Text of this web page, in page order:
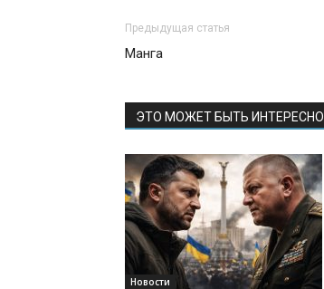
Предыдущая статья
Манга
ЭТО МОЖЕТ БЫТЬ ИНТЕРЕСНО
Новости